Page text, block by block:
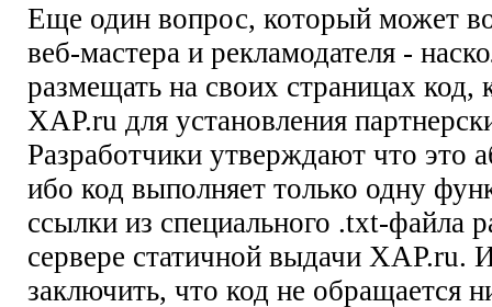
Еще один вопрос, который может
веб-мастера и рекламодателя -
размещать на своих страницах код,
XAP.ru для установления
Разработчики утверждают что это
ибо код выполняет только одну
ссылки из специального .txt-файла
сервере статичной выдачи XAP.ru.
заключить, что код не обращается